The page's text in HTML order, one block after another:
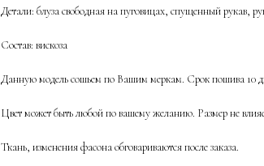
Детали: блуза свободная на пуговицах, спущенный рукав,
Состав: вискоза
Данную модель сошьем по Вашим меркам. Срок пошива 10
Цвет может быть любой по вашему желанию. Размер не
Ткань, изменения фасона обговариваются после заказа.